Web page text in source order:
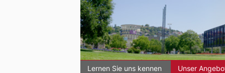
Lernen Sie uns kennen Unser